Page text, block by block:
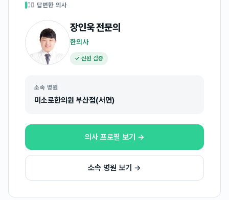
👩‍⚕️ 답변한 의사
장인욱전문의
한의사
✓ 신원 검증
소속 병원
미소로한의원 부산점(서면)
의사 프로필 보기 →
소속 병원 보기 →